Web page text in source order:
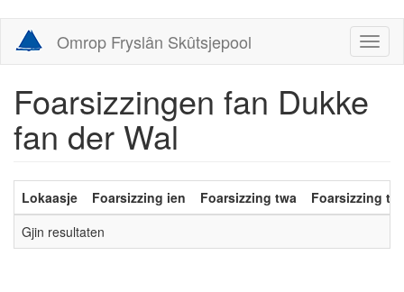
main
Omrop Fryslân Skûtsjepool
Foarsizzingen fan Dukke
fan der Wal
Lokaasje Foarsizzing ien Foarsizzing twa
Foarsizzing
Gjin resultaten